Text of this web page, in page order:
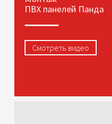
ПВХ панелей Панда
Смотреть видео